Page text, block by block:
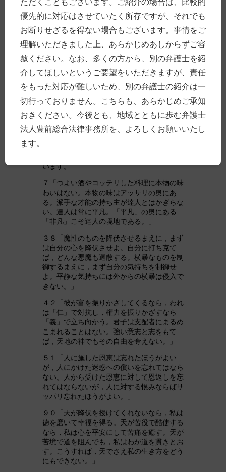
2017年11月25日
その他 Tags 中津 食事
菜根譚
「菜根譚」を読みました。中国の古典で，前
３５条は，世俗から離れた達人の楽しみを説
くものです。特に，前集においては，仕事に
います。
７「つよい酒やコッテリした料理に本物の味
わいはない。本物の味はアッサリの奥にあ
る。派手な才能の持ち主が達人とはかぎらな
い。達人は常に平凡。「平凡」の奥にある
「非凡」こそ達人の境地である。」
３８「魔性のものを降伏させるまえに，まず
は自分の心を降伏させよ。自分に打ち克て
ば，どんな悪魔も退散する。横暴なものを制
御するまえに，まず自分の気持ちを制御せ
よ。平静な気持ちには外からの横暴は侵入で
きない。」
４２「彼が富を振りかざしてくるなら，われ
は「仁」で対抗し，権力を振りかざすなら
「義」で立ち向かう。君子は支配者にまるめ
こまれることはない。強い意志と志をもて
ば，天地の神でもその自由を奪えない。」
５１「人に施した恩恵は忘れたほうがよい
が，人にかけた迷惑への償いを忘れてはなら
ない。人から受けた恩恵に対して恩返しを忘
れてはならないが，人に対する恨みならばサ
ッパリ忘れたほうがよい。」
９０「天が降伏を授けてくれないなら，私は
徳を磨いて幸福を得る。天が苦役で酷使する
なら，私は心を平安にして苦痛を癒す。天が
苦境で道を阻んでも，私はわが道を貫きとお
す。こうすれば，天でさえ私の生き方をどう
にもできない。」
優先的に対応はさせていたく所存ですが、それでも
お断りせざるを得ない場合もございます。事情をご
理解いただきました上、あらかじめあしからずご容
赦ください。なお、多くの方から、別の弁護士を紹
介してほしいというご要望をいただきますが、責任
をもった対応が難しいため、別の弁護士の紹介は一
切行っておりません。こちらも、あらかじめご承知
おきください。今後とも、地域とともに歩む弁護士
法人豊前総合法律事務所を、よろしくお願いいたし
ます。